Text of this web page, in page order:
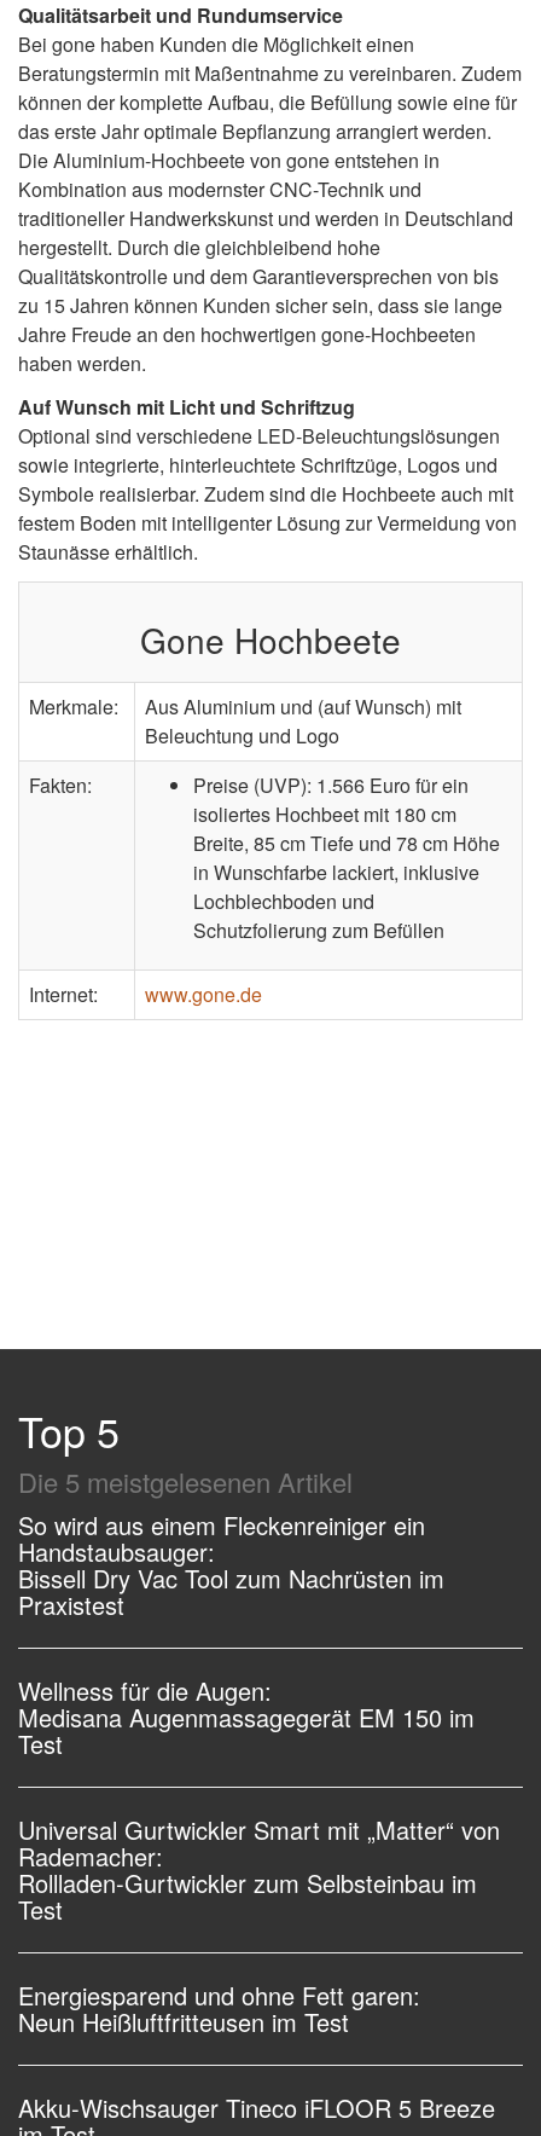
Qualitätsarbeit und Rundumservice
Bei gone haben Kunden die Möglichkeit einen
Beratungstermin mit Maßentnahme zu vereinbaren. Zudem
können der komplette Aufbau, die Befüllung sowie eine für
das erste Jahr optimale Bepflanzung arrangiert werden.
Die Aluminium-Hochbeete von gone entstehen in
Kombination aus modernster CNC-Technik und
traditioneller Handwerkskunst und werden in Deutschland
hergestellt. Durch die gleichbleibend hohe
Qualitätskontrolle und dem Garantieversprechen von bis
zu 15 Jahren können Kunden sicher sein, dass sie lange
Jahre Freude an den hochwertigen gone-Hochbeeten
haben werden.
Auf Wunsch mit Licht und Schriftzug
Optional sind verschiedene LED-Beleuchtungslösungen
sowie integrierte, hinterleuchtete Schriftzüge, Logos und
Symbole realisierbar. Zudem sind die Hochbeete auch mit
festem Boden mit intelligenter Lösung zur Vermeidung von
Staunässe erhältlich.
Gone Hochbeete
Merkmale:
Aus Aluminium und (auf Wunsch) mit
Beleuchtung und Logo
Fakten:
Preise (UVP): 1.566 Euro für ein
isoliertes Hochbeet mit 180 cm
Breite, 85 cm Tiefe und 78 cm Höhe
in Wunschfarbe lackiert, inklusive
Lochblechboden und
Schutzfolierung zum Befüllen
Internet: www.gone.de
Top 5
Die 5 meistgelesenen Artikel
So wird aus einem Fleckenreiniger ein
Handstaubsauger:
Bissell Dry Vac Tool zum Nachrüsten im
Praxistest
Wellness für die Augen:
Medisana Augenmassagegerät EM 150 im
Test
Universal Gurtwickler Smart mit „Matter“ von
Rademacher:
Rollladen-Gurtwickler zum Selbsteinbau im
Test
Energiesparend und ohne Fett garen:
Neun Heißluftfritteusen im Test
Akku-Wischsauger Tineco iFLOOR 5 Breeze